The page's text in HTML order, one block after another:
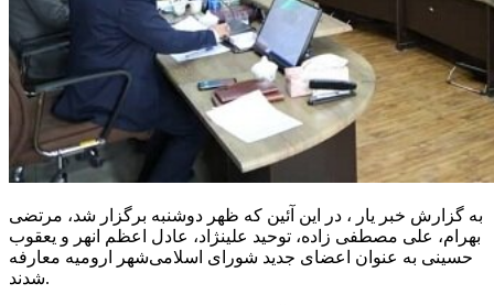
به گزارش خبر یار ، در این آئین که ظهر دوشنبه برگزار شد، مرتضی
بهرام، علی مصطفی زاده، توحید علینژاد، عادل اعظم
انهر و یعقوب
حسینی به عنوان اعضای جدید شورای اسلامی‌شهر ارومیه معارفه
شدند.